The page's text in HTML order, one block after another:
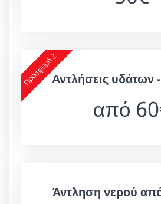
Προσφορά 2Αντλήσεις υδάτων
από
Άντληση νερού